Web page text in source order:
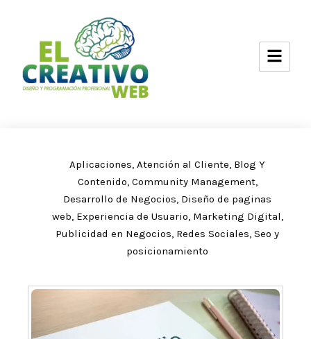
contenido
Aplicaciones Atención al Cliente Blog Y
Contenido Community Management,
Desarrollo de Negocios Diseño de paginas
web Experiencia de Usuario Marketing Digital
Publicidad en Negocios Redes Sociales Seo y
posicionamiento